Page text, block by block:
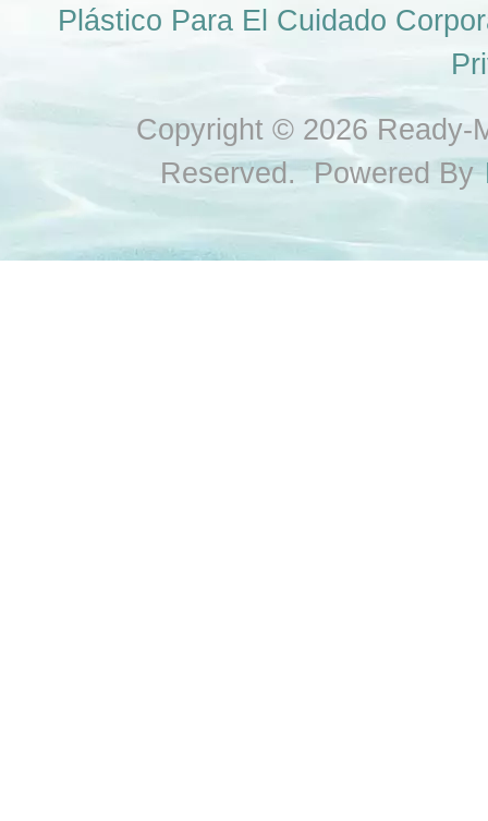
Plástico Para El Cuidado
Copyright © 2026 Ready-
Reserved. Powered By